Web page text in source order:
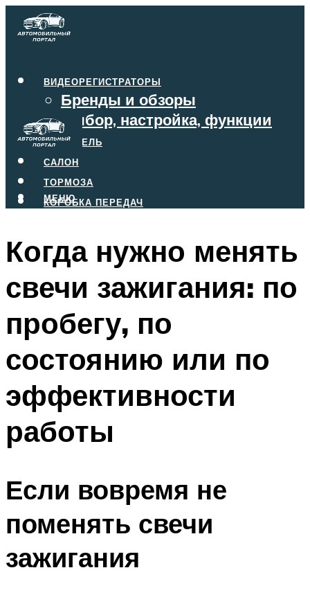
ВИДЕОРЕГИСТРАТОРЫ
Бренды и обзоры
Выбор, настройка, функции
ДВИГАТЕЛЬ
САЛОН
ТОРМОЗА
КОРОБКА ПЕРЕДАЧ
МЕНЮ
МЕНЮ
Когда нужно менять
свечи зажигания: по
пробегу, по
состоянию или по
эффективности
работы
Если вовремя не
поменять свечи
зажигания